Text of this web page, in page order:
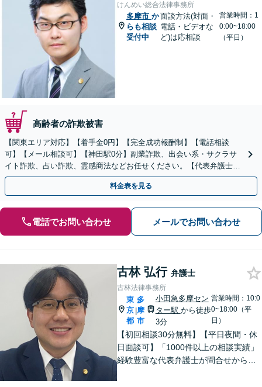
けんめい総合法律事務所
多摩市 か
らも相談
受付中
面談方法(対面・
電話・ビデオな
ど)は応相談
営業時間：1
0:00~18:00
（平日）
高齢者の詐欺被害
【関東エリア対応】【着手金0円】【完全成功報酬制】【電話相談
可】【メール相談可】【神田駅0分】副業詐欺、出会い系・サクラサ
イト詐欺、占い詐欺、霊感商法などお任せください。【代表弁護士が
対応】
料金表を見る
電話でお問い合わせ メールでお問い合わせ
古林 弘行 弁護士
古林法律事務所
東
京
都
|
多
摩
市
小田急多摩セン
ター駅 から徒歩
3分
営業時間：10:0
0~18:00（平
日）
【初回相談30分無料】【平日夜間・休
日面談可】「1000件以上の相談実績」
経験豊富な代表弁護士が問合せから解